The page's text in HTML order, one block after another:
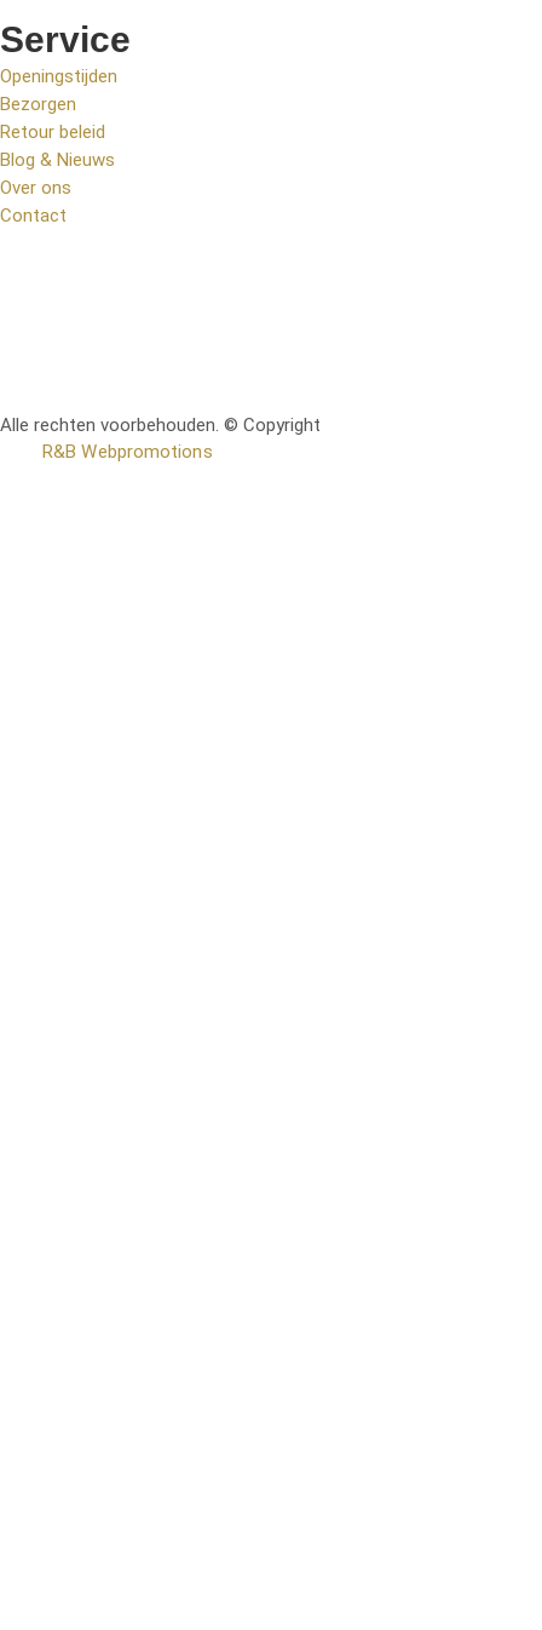
Service
Openingstijden
Bezorgen
Retour beleid
Blog & Nieuws
Over ons
Contact
Alle rechten voorbehouden. © Copyright
R&B Webpromotions